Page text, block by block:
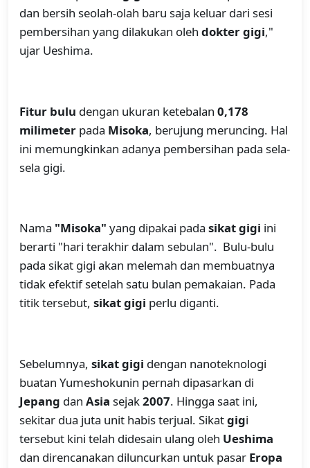
dan bersih seolah-olah baru saja keluar dari sesi
pembersihan yang dilakukan oleh dokter gigi,"
ujar Ueshima.
Fitur bulu dengan ukuran ketebalan 0,178
milimeter pada Misoka, berujung meruncing. Hal
ini memungkinkan adanya pembersihan pada sela-
sela gigi.
Nama "Misoka" yang dipakai pada sikat gigi ini
berarti "hari terakhir dalam sebulan". Bulu-bulu
pada sikat gigi akan melemah dan membuatnya
tidak efektif setelah satu bulan pemakaian. Pada
titik tersebut, sikat gigi perlu diganti.
Sebelumnya, sikat gigi dengan nanoteknologi
buatan Yumeshokunin pernah dipasarkan di
Jepang dan Asia sejak2007. Hingga saat ini,
sekitar dua juta unit habis terjual. Sikatgigi
tersebut kini telah didesain ulang oleh Ueshima
dan direncanakan diluncurkan untuk pasar Eropa